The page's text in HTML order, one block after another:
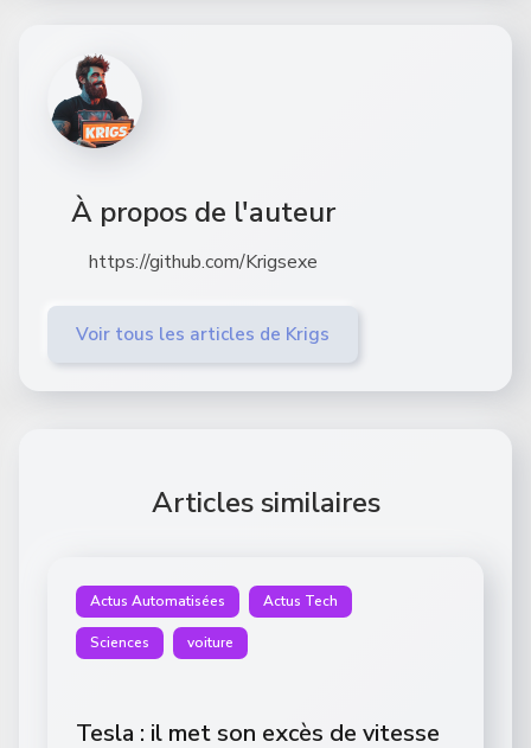
À propos de l'auteur
https://github.com/Krigsexe
Voir tous les articles de Krigs
Articles similaires
Actus Automatisées Actus Tech
Sciences voiture
Tesla : il met son excès de vitesse